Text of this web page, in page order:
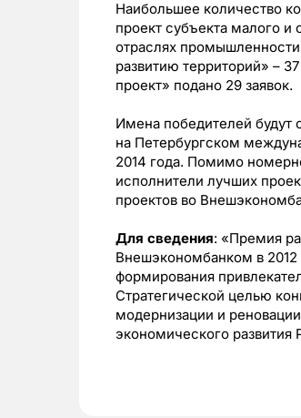
Наибольшее количество
проект субъекта малого
отраслях
развитию территорий» –
проект» подано 29 заявок.
Имена победителей
на Петербургском
2014 года. Помимо
исполнители лучших
проектов во
Для сведения: «Премия
Внешэкономбанком в 2012
формирования
Стратегической целью
модернизации и
экономического развития